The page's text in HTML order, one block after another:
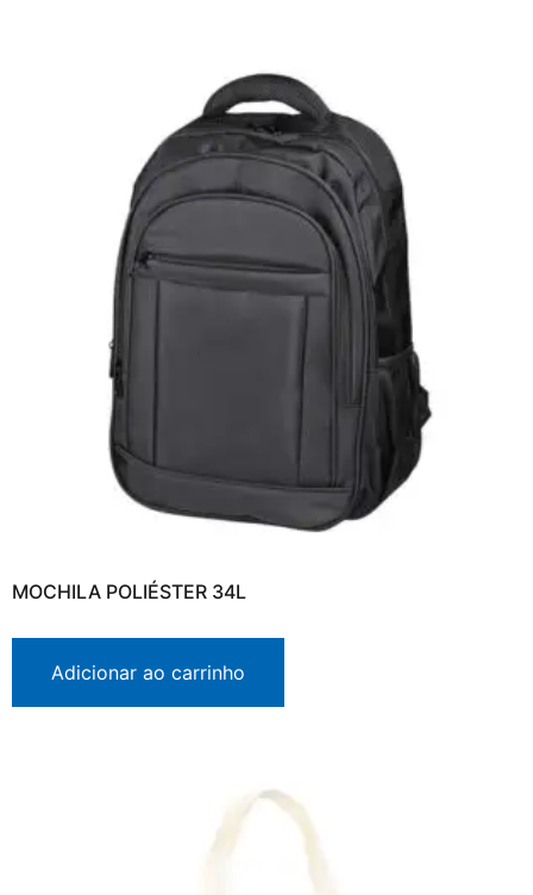
MOCHILA POLIÉSTER 34L
Adicionar ao carrinho